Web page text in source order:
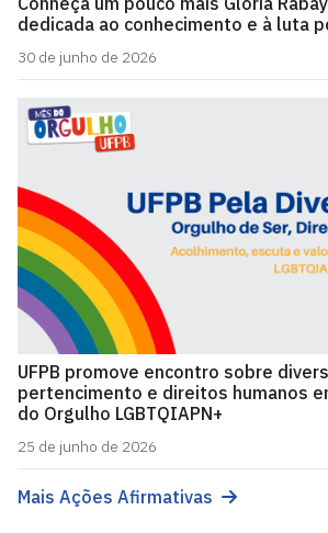
dedicada ao conhecimento e à luta
30 de junho de 2026
UFPB promove encontro sobre
pertencimento e direitos humanos
do Orgulho LGBTQIAPN+
25 de junho de 2026
Mais Ações Afirmativas